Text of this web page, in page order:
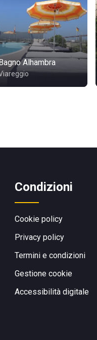
Alhambra
Condizioni
Cookie policy
Privacy policy
Termini e condizioni
Gestione cookie
Accessibilità digitale